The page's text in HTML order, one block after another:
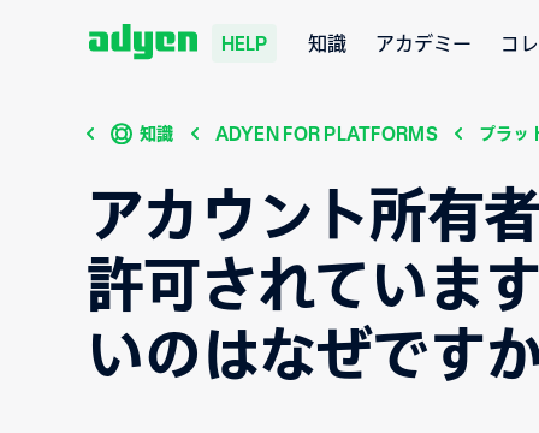
HELP 知識 アカデミー コ
知識 ADYEN FOR PLATFORMS プラッ
アカウント所有
許可されていま
いのはなぜです